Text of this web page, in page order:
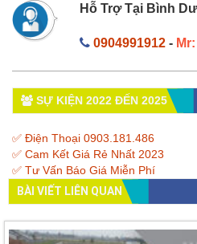
Hỗ Trợ Tại Bình
0904991912-
SỰ KIỆN 2022 ĐẾN 2025
✅ Điện Thoại 0903.181.486
✅ Cam Kết Giá Rẻ Nhất 2023
✅ Tư Vấn Báo Giá Miễn Phí
BÀI VIẾT LIÊN QUAN